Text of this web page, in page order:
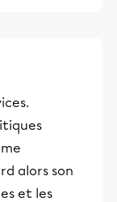
alors son
et les